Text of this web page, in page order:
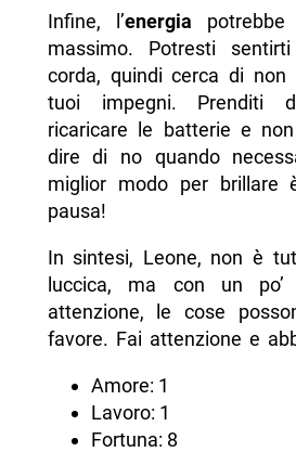
Infine, l’energia
massimo. Potresti
corda, quindi cerca di non
tuoi impegni. Prenditi
ricaricare le batterie e
dire di no quando
miglior modo per brillare
pausa!
In sintesi, Leone, non è
luccica, ma con un
attenzione, le cose
favore. Fai attenzione e
Amore: 1
Lavoro: 1
Fortuna: 8